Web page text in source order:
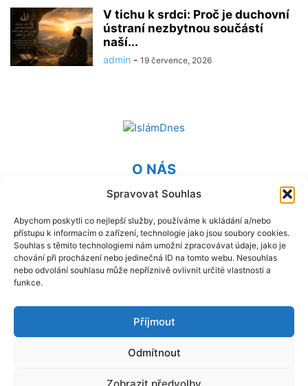
Spravovat Souhlas
Abychom poskytli co nejlepší služby, používáme k ukládání a/nebo
přístupu k informacím o zařízení, technologie jako jsou soubory cookies.
Souhlas s těmito technologiemi nám umožní zpracovávat údaje, jako je
chování při procházení nebo jedinečná ID na tomto webu. Nesouhlas
nebo odvolání souhlasu může nepříznivě ovlivnit určité vlastnosti a
funkce.
Příjmout
Odmítnout
Zobrazit předvolby
V tichu k srdci: Proč je duchovní
ústraní nezbytnou součástí
naší...
admin - 19 července, 2026
O NÁS
Provozovatel webu Islámská nadace v Praze. Blatská 1491
198 00 Praha 9 - Kyje
Kontaktujte nás:info@islam.cz
© IslámDnes 2014 - 2025 Publikované názory se nemusí